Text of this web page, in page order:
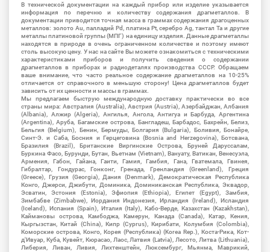
В технической документации на каждый прибор или изделие указывается
информация по перечню и количеству содержания драгметаллов. В
документации приводится точная масса в граммах содержания драгоценных
металлов: золото Au, палладий Pd, платина Pt, серебро Ag, тантал Ta и другие
металлы платиновой группы (МПГ) на единицу изделия. Данные драгметаллы
находятся в природе в очень ограниченном количестве и поэтому имеют
столь высокую цену. У нас на сайте Вы можете ознакомиться с техническими
характеристиками приборов и получить сведения о содержании
драгметаллов в приборах и радиодеталях производства СССР. Обращаем
ваше внимание, что часто реальное содержание драгметаллов на 10-25%
отличается от справочного в меньшую сторону! Цена драгметаллов будет
зависить от их ценности и массы в граммах.
Мы предлагаем быструю международную доставку практически во все
страны мира: Австралия (Australia), Австрия (Austria), Азербайджан, Албания
(Albania), Алжир (Algeria), Ангилья, Ангола, Антигуа и Барбуда, Аргентина
(Argentina), Аруба, Багамские острова, Бангладеш, Барбадос, Бахрейн, Белиз,
Бельгия (Belgium), Бенин, Бермуды, Болгария (Bulgaria), Боливия, Бонайре,
Синт-Э. и Саба, Босния и Герцеговина (Bosnia and Herzegovina), Ботсвана,
Бразилия (Brazil), Британские Виргинские Острова, Бруней Даруссалам,
Буркина Фасо, Бурунди, Бутан, Вьетнам (Vietnam), Вануату, Ватикан, Венесуэла,
Армения, Габон, Гайана, Гаити, Гамия, Гамбия, Гана, Гватемала, Гвинея,
Гибралтар, Гондурас, Гонконг, Гренада, Гренландия (Greenland), Греция
(Greece), Грузия (Georgia), Дания (Denmark), Демократическая Республика
Конго, Джерси, Джибути, Доминика, Доминиканская Республика, Эквадор,
Эсватин, Эстония (Estonia), Эфиопия (Ethiopia), Египет (Egypt), Замбия,
Зимбабве (Zimbabwe), Иордания Индонезия, Ирландия (Ireland), Исландия
(Iceland), Испания (Spain), Италия (Italy), Кабо-Верде, Казахстан (Kazakhstan),
Каймановы острова, Камбоджа, Камерун, Канада (Canada), Катар, Кения,
Кыргызстан, Китай (China), Кипр (Cyprus), Кирибати, Колумбия (Colombia),
Коморские острова, Конго, Корея (Республика) (Korea Rep.), Коста-Рика, Кот-
д'Ивуар, Куба, Кувейт, Кюрасао, Лаос, Латвия (Latvia), Лесото, Литва (Lithuania),
Либерия, Ливан, Ливия, Лихтенштейн, Люксембург, Мьянма, Маврикий,